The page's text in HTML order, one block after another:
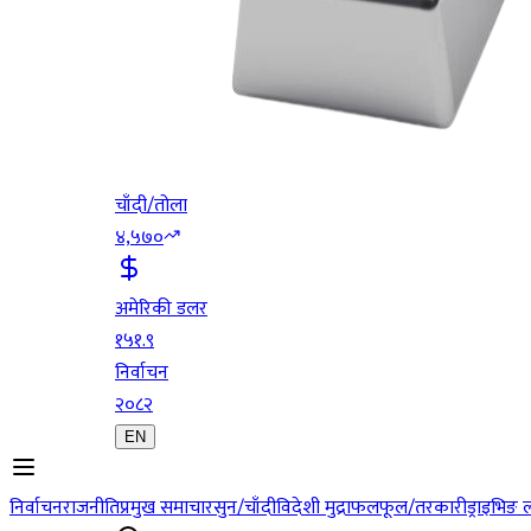
चाँदी/तोला
४,५७०
अमेरिकी डलर
१५१.९
निर्वाचन
२०८२
EN
निर्वाचनराजनीतिप्रमुख समाचारसुन/चाँदीविदेशी मुद्राफलफूल/तरकारी